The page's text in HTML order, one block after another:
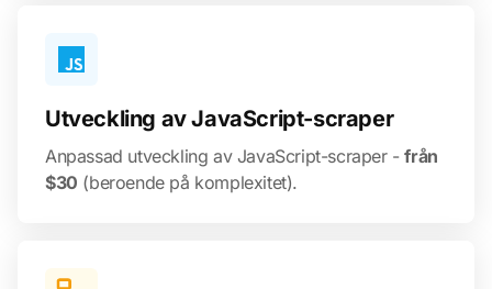
Utveckling av JavaScript-scraper
Anpassad utveckling av JavaScript-scraper -från
$30 (beroende på komplexitet).